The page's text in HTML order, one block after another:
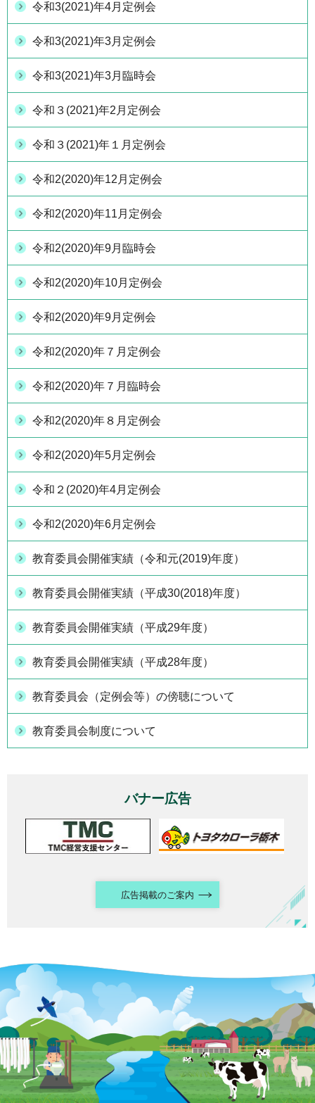
令和3(2021)年4月定例会
令和3(2021)年3月定例会
令和3(2021)年3月臨時会
令和３(2021)年2月定例会
令和３(2021)年１月定例会
令和2(2020)年12月定例会
令和2(2020)年11月定例会
令和2(2020)年9月臨時会
令和2(2020)年10月定例会
令和2(2020)年9月定例会
令和2(2020)年７月定例会
令和2(2020)年７月臨時会
令和2(2020)年８月定例会
令和2(2020)年5月定例会
令和２(2020)年4月定例会
令和2(2020)年6月定例会
教育委員会開催実績（令和元(2019)年度）
教育委員会開催実績（平成30(2018)年度）
教育委員会開催実績（平成29年度）
教育委員会開催実績（平成28年度）
教育委員会（定例会等）の傍聴について
教育委員会制度について
バナー広告
広告掲載のご案内